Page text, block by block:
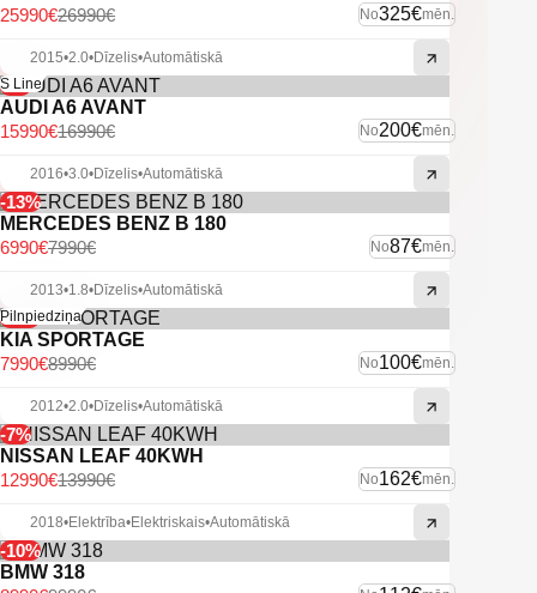
No325€mēn.
26990€
25990€
2015•2.0•Dīzelis•Automātiskā
-6%
S Line
AUDI A6 AVANT
No200€mēn.
16990€
15990€
2016•3.0•Dīzelis•Automātiskā
-13%
MERCEDES BENZ B 180
No87€mēn.
7990€
6990€
2013•1.8•Dīzelis•Automātiskā
-11%
Pilnpiedziņa
KIA SPORTAGE
No100€mēn.
8990€
7990€
2012•2.0•Dīzelis•Automātiskā
-7%
NISSAN LEAF 40KWH
No162€mēn.
13990€
12990€
2018•Elektrība•Elektriskais•Automātiskā
-10%
BMW 318